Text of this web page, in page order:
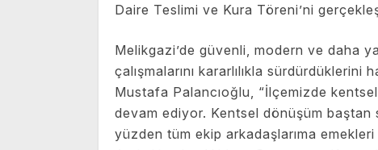
Daire Teslimi ve Kura Töreni’ni
Melikgazi’de güvenli, modern ve daha
çalışmalarını kararlılıkla
Mustafa Palancıoğlu, “İlçemizde
devam ediyor. Kentsel dönüşüm
yüzden tüm ekip arkadaşlarıma